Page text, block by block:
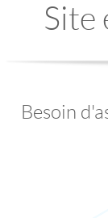
Site
Besoin